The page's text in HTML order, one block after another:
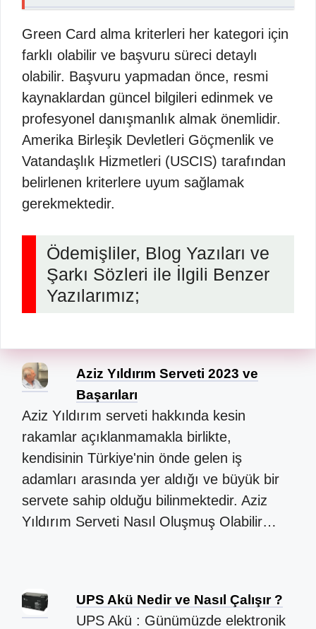
Green Card alma kriterleri her kategori için
farklı olabilir ve başvuru süreci detaylı
olabilir. Başvuru yapmadan önce, resmi
kaynaklardan güncel bilgileri edinmek ve
profesyonel danışmanlık almak önemlidir.
Amerika Birleşik Devletleri Göçmenlik ve
Vatandaşlık Hizmetleri (USCIS) tarafından
belirlenen kriterlere uyum sağlamak
gerekmektedir.
Ödemişliler, Blog Yazıları ve
Şarkı Sözleri ile İlgili Benzer
Yazılarımız;
Aziz Yıldırım Serveti 2023 ve
Başarıları
Aziz Yıldırım serveti hakkında kesin
rakamlar açıklanmamakla birlikte,
kendisinin Türkiye'nin önde gelen iş
adamları arasında yer aldığı ve büyük bir
servete sahip olduğu bilinmektedir. Aziz
Yıldırım Serveti Nasıl Oluşmuş Olabilir…
UPS Akü Nedir ve Nasıl Çalışır ?
UPS Akü : Günümüzde elektronik